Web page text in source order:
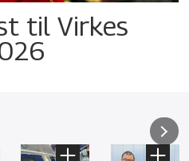
til Virkes